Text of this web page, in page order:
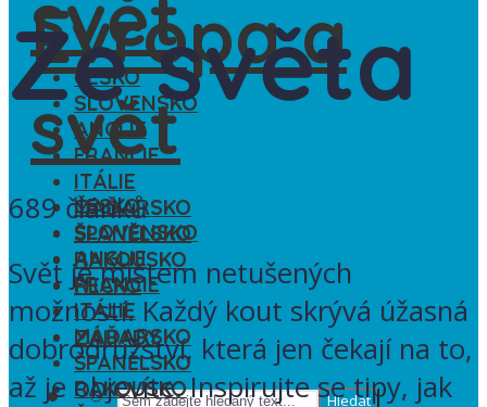
ČESKO
SLOVENSKO
ANGLIE
FRANCIE
ITÁLIE
MAĎARSKO
ŠPANĚLSKO
RAKOUSKO
ŘECKO
ZE SVĚTA
ZÁHADY
Hledat
ČESKO
SLOVENSKO
ANGLIE
FRANCIE
ITÁLIE
MAĎARSKO
ŠPANĚLSKO
RAKOUSKO
Ze světa
689 článků
Svět je místem netušených
možností. Každý kout skrývá úžasná
dobrodružství, která jen čekají na to,
až je objevíte. Inspirujte se tipy, jak